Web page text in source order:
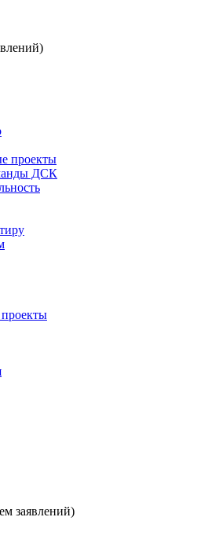
проекты
ДСК
заявлений)